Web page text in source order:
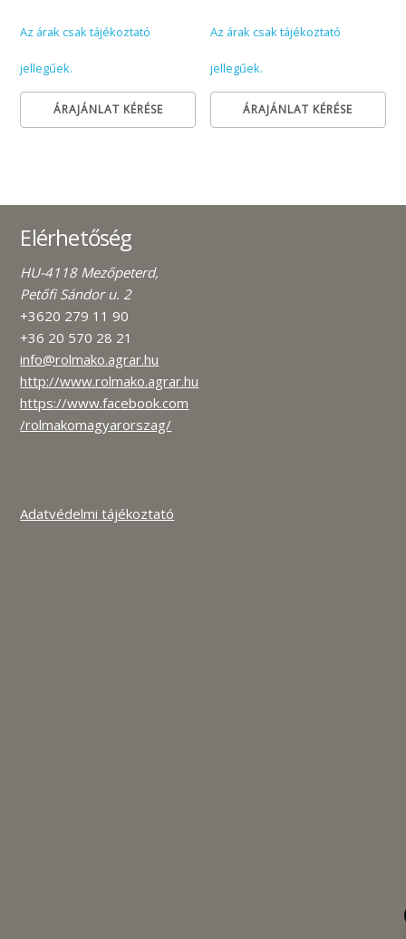
Az árak csak tájékoztató
jellegűek.
ÁRAJÁNLAT KÉRÉSE
Az árak csak tájékoztató
jellegűek.
ÁRAJÁNLAT KÉRÉSE
Elérhetőség
HU-4118 Mezőpeterd,
Petőfi Sándor u. 2
+3620 279 11 90
+36 20 570 28 21
info@rolmako.agrar.hu
http://www.rolmako.agrar.hu
https://www.facebook.com
/rolmakomagyarorszag/
Adatvédelmi tájékoztató